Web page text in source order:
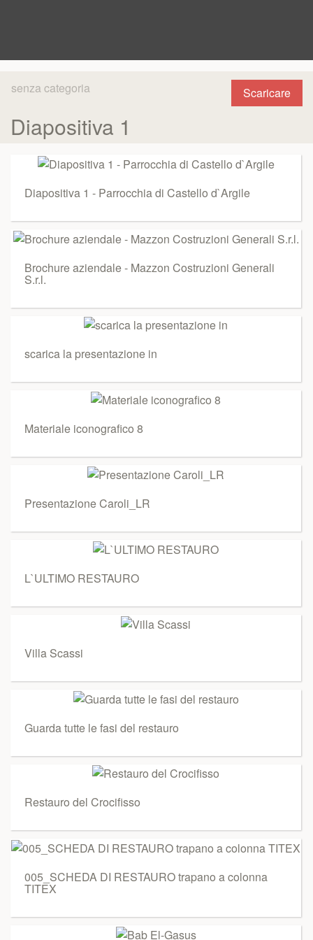
Scaricare
senza categoria
Diapositiva 1
Diapositiva 1 - Parrocchia di Castello d`Argile
Brochure aziendale - Mazzon Costruzioni Generali
S.r.l.
scarica la presentazione in
Materiale iconografico 8
Presentazione Caroli_LR
L`ULTIMO RESTAURO
Villa Scassi
Guarda tutte le fasi del restauro
Restauro del Crocifisso
005_SCHEDA DI RESTAURO trapano a colonna
TITEX